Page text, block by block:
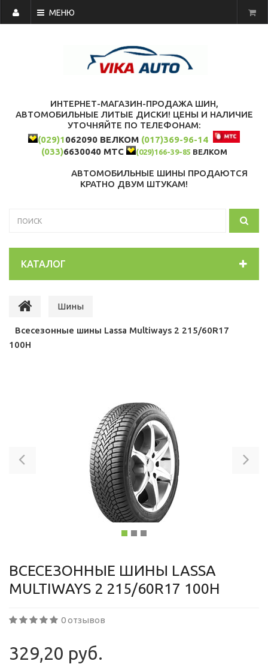
МЕНЮ
ИНТЕРНЕТ-МАГАЗИН-ПРОДАЖА ШИН,
АВТОМОБИЛЬНЫЕ ЛИТЫЕ ДИСКИ! ЦЕНЫ И НАЛИЧИЕ
УТОЧНЯЙТЕ ПО ТЕЛЕФОНАМ:
(029)1062090 ВЕЛКОМ (017)369-96-14
(033)6630040 МТС (029)166-39-85 ВЕЛКОМ
АВТОМОБИЛЬНЫЕ ШИНЫ ПРОДАЮТСЯ
КРАТНО ДВУМ ШТУКАМ!
КАТАЛОГ
Шины
Всесезонные шины Lassa Multiways 2 215/60R17
100H
ВСЕСЕЗОННЫЕ ШИНЫ LASSA
MULTIWAYS 2 215/60R17 100H
0 отзывов
329,20 руб.